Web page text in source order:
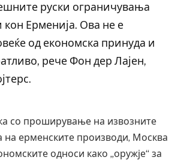
руски ограничувања
кон Ерменија. Ова не е
од економска принуда и
рече Фон дер Лајен,
со проширување на извозните
на ерменските производи, Москва
односи како „оружје“ за